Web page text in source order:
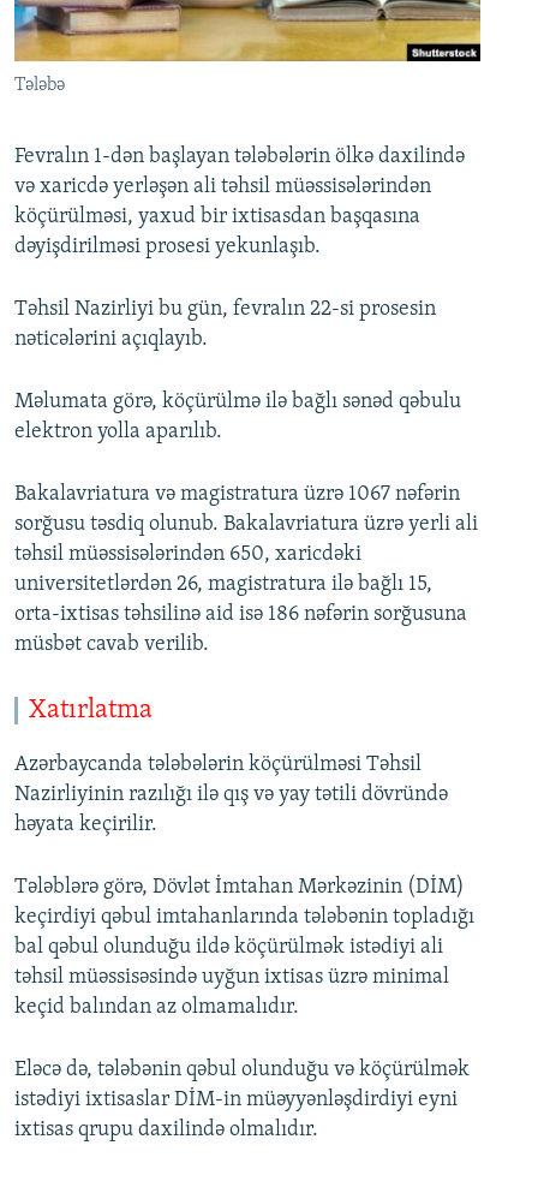
İNFOQRAFIKA
KARIKATURA
AZƏRBAYCAN ƏDƏBIYYATI KITABXANASI
İSLAM VƏ DEMOKRATIYA
MISSIYAMIZ
PEŞƏ ETIKASI VƏ JURNALISTIKA STANDARTLARIMIZ
AZADLIQRADIOSU MOBIL TELEFONUNUZDA
BIZIMLƏ ƏLAQƏ
XƏBƏR BÜLLETENLƏRIMIZ
BIZI IZLƏ
RFE/RL-in bütün saytları
Tələbə
Fevralın 1-dən başlayan tələbələrin ölkə daxilində
və xaricdə yerləşən ali təhsil müəssisələrindən
köçürülməsi, yaxud bir ixtisasdan başqasına
dəyişdirilməsi prosesi yekunlaşıb.
Təhsil Nazirliyi bu gün, fevralın 22-si prosesin
nəticələrini açıqlayıb.
Məlumata görə, köçürülmə ilə bağlı sənəd qəbulu
elektron yolla aparılıb.
Bakalavriatura və magistratura üzrə 1067 nəfərin
sorğusu təsdiq olunub. Bakalavriatura üzrə yerli ali
təhsil müəssisələrindən 650, xaricdəki
universitetlərdən 26, magistratura ilə bağlı 15,
orta-ixtisas təhsilinə aid isə 186 nəfərin sorğusuna
müsbət cavab verilib.
Xatırlatma
Azərbaycanda tələbələrin köçürülməsi Təhsil
Nazirliyinin razılığı ilə qış və yay tətili dövründə
həyata keçirilir.
Tələblərə görə, Dövlət İmtahan Mərkəzinin (DİM)
keçirdiyi qəbul imtahanlarında tələbənin topladığı
bal qəbul olunduğu ildə köçürülmək istədiyi ali
təhsil müəssisəsində uyğun ixtisas üzrə minimal
keçid balından az olmamalıdır.
Eləcə də, tələbənin qəbul olunduğu və köçürülmək
istədiyi ixtisaslar DİM-in müəyyənləşdirdiyi eyni
ixtisas qrupu daxilində olmalıdır.